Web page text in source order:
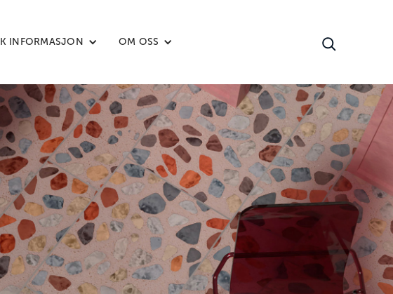
INFORMASJON OM OSS